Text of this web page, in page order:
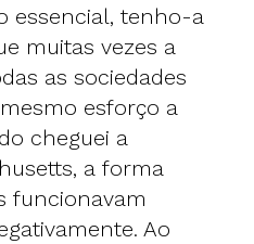
essencial, tenho-a
muitas vezes a
as sociedades
esforço a
cheguei a
a forma
funcionavam
Ao